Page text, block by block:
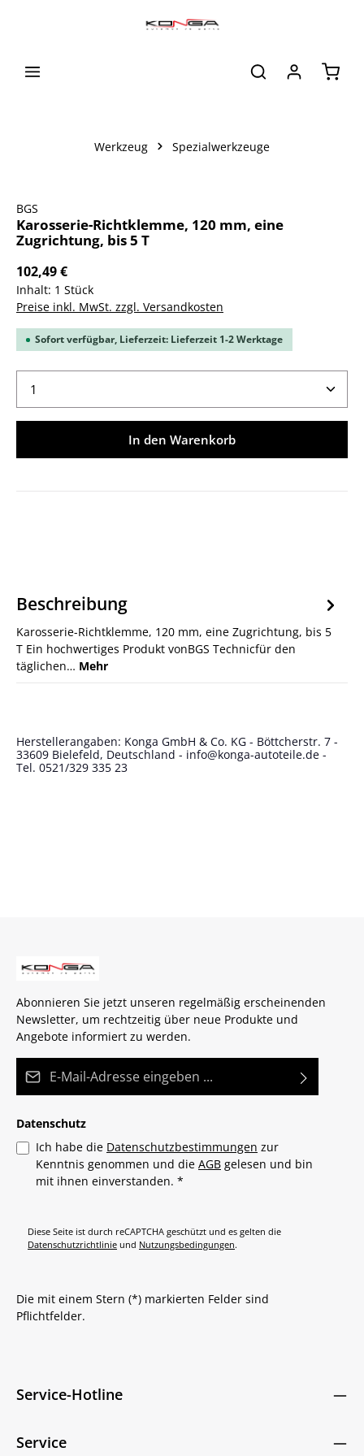
Werkzeug Spezialwerkzeuge
BGS
Karosserie-Richtklemme, 120 mm, eine
Zugrichtung, bis 5 T
102,49 €
Inhalt: 1 Stück
Preise inkl. MwSt. zzgl. Versandkosten
Sofort verfügbar, Lieferzeit: Lieferzeit 1-2 Werktage
Produkt Anzahl: Gib den gewünschten Wert ein
In den Warenkorb
Beschreibung
Karosserie-Richtklemme, 120 mm, eine Zugrichtung, bis 5
T Ein hochwertiges Produkt vonBGS Technicfür den
täglichen… Mehr
Herstellerangaben: Konga GmbH & Co. KG - Böttcherstr. 7 -
33609 Bielefeld, Deutschland - info@konga-autoteile.de -
Tel. 0521/329 335 23
Abonnieren Sie jetzt unseren regelmäßig erscheinenden
Newsletter, um rechtzeitig über neue Produkte und
Angebote informiert zu werden.
Datenschutz
Ich habe die Datenschutzbestimmungen zur
Kenntnis genommen und die AGB gelesen und bin
mit ihnen einverstanden. *
Diese Seite ist durch reCAPTCHA geschützt und es gelten die
Datenschutzrichtlinie und Nutzungsbedingungen.
Die mit einem Stern (*) markierten Felder sind
Pflichtfelder.
Service-Hotline
Service